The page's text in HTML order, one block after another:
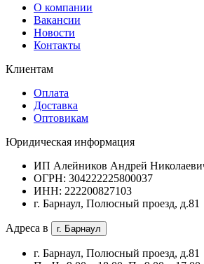
О компании
Вакансии
Новости
Контакты
Клиентам
Оплата
Доставка
Оптовикам
Юридическая информация
ИП Алейников Андрей
ОГРН: 304222225800037
ИНН: 222200827103
г. Барнаул, Полюсный проезд, д.81
Адреса в г. Барнаул
г. Барнаул, Полюсный проезд, д.81